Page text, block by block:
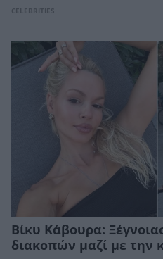
CELEBRITIES
Βίκυ Κάβουρα:
διακοπών μαζί με την